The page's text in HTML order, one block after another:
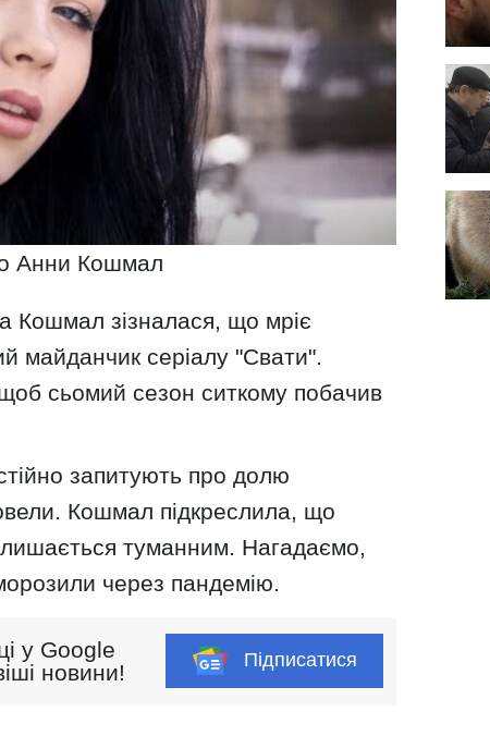
Анни Кошмал
Кошмал зізналася, що мріє
майданчик серіалу "Свати".
сьомий сезон ситкому побачив
запитують про долю
Кошмал підкреслила, що
туманним. Нагадаємо,
через пандемію.
у Google
новини!
Підписатися